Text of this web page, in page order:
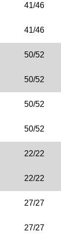
41/46
41/46
50/52
50/52
50/52
50/52
22/22
22/22
27/27
27/27